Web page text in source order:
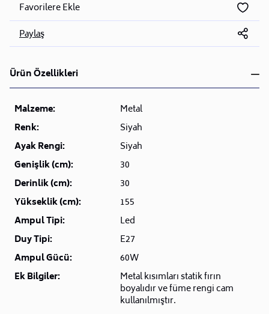
Favorilere Ekle
Paylaş
Ürün Özellikleri
Malzeme:
Metal
Renk:
Siyah
Ayak Rengi:
Siyah
Genişlik (cm):
30
Derinlik (cm):
30
Yükseklik (cm):
155
Ampul Tipi:
Led
Duy Tipi:
E27
Ampul Gücü:
60W
Ek Bilgiler:
Metal kısımları statik fırın
boyalıdır ve füme rengi cam
kullanılmıştır.